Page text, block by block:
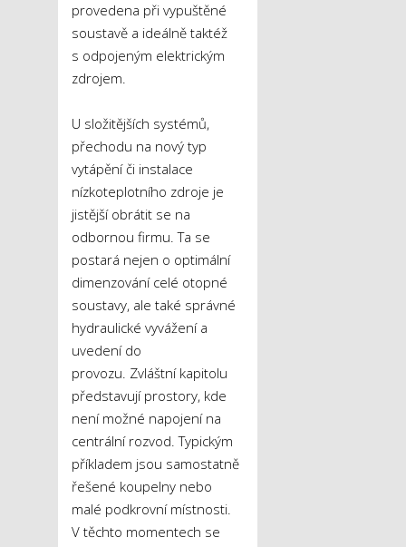
provedena při vypuštěné
soustavě a ideálně taktéž
s odpojeným elektrickým
zdrojem.
U složitějších systémů,
přechodu na nový typ
vytápění či instalace
nízkoteplotního zdroje je
jistější obrátit se na
odbornou firmu. Ta se
postará nejen o optimální
dimenzování celé otopné
soustavy, ale také správné
hydraulické vyvážení a
uvedení do
provozu. Zvláštní kapitolu
představují prostory, kde
není možné napojení na
centrální rozvod. Typickým
příkladem jsou samostatně
řešené koupelny nebo
malé podkrovní místnosti.
V těchto momentech se